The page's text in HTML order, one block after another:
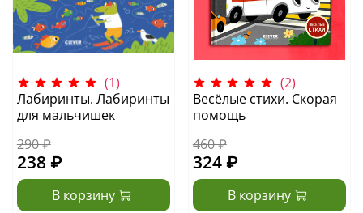
(1)
Лабиринты. Лабиринты
для мальчишек
290 ₽
238 ₽
В корзину
(2)
Весёлые стихи. Скорая
помощь
460 ₽
324 ₽
В корзину